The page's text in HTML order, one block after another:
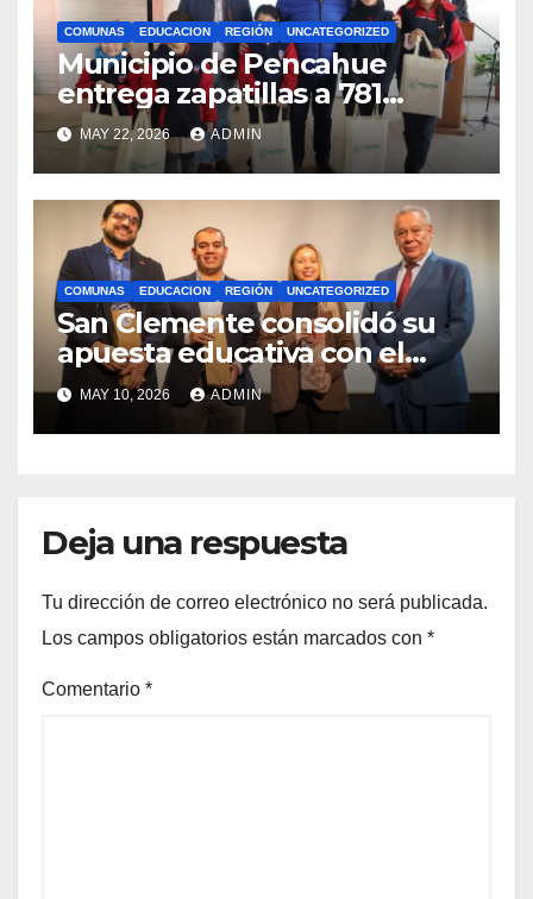
COMUNAS EDUCACION REGIÓN UNCATEGORIZED
Municipio de Pencahue
entrega zapatillas a 781
estudiantes con recursos del
Royalty Minero
MAY 22, 2026 ADMIN
COMUNAS EDUCACION REGIÓN UNCATEGORIZED
San Clemente consolidó su
apuesta educativa con el
lanzamiento del
Preuniversitario Brotes 2026
MAY 10, 2026 ADMIN
Deja una respuesta
Tu dirección de correo electrónico no será publicada.
Los campos obligatorios están marcados con *
Comentario *